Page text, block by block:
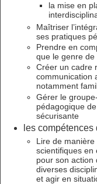
la mise en
Maîtriser
ses pratiques
Prendre en
que le genre
Créer un cadre
communication
notamment
Gérer le
pédagogique
sécurisante
les
Lire de
scientifiques en
pour son action
diverses
et agir en